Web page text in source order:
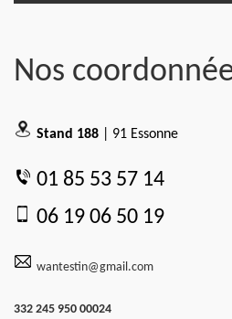
Nos
Stand 188 | 91 Essonne
01 85 53 57 14
06 19 06 50 19
wantestin@gmail.com
332 245 950 00024